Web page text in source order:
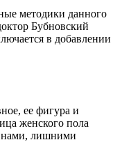
методики данного
Бубновский
в добавлении
ее фигура и
женского пола
лишними